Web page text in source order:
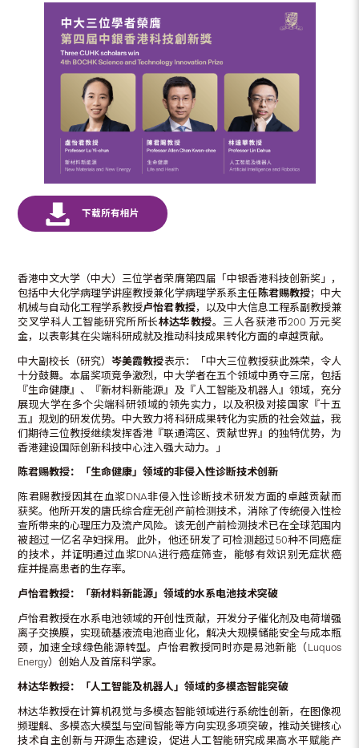
香港中文大学（中大）三位学者荣膺第四届「中银香港科技创新奖」，
包括中大化学病理学讲座教授兼化学病理学系系主任 陈君赐教授；中大
机械与自动化工程学系教授卢怡君教授，以及中大信息工程系副教授兼
交叉学科人工智能研究所所长林达华教授。三人各获港币200 万元奖
金，以表彰其在尖端科研成就及推动科技成果转化方面的卓越贡献。
中大副校长（研究）岑美霞教授表示：「中大三位教授获此殊荣，令人
十分鼓舞。本届奖项竞争激烈，中大学者在五个领域中勇夺三席，包括
『生命健康』、『新材料新能源』及『人工智能及机器人』领域，充分
展现大学在多个尖端科研领域的领先实力，以及积极对接国家『十五
五』规划的研发优势。中大致力将科研成果转化为实质的社会效益，我
们期待三位教授继续发挥香港『联通湾区、贡献世界』的独特优势，为
香港建设国际创新科技中心注入强大动力。」
陈君赐教授：「生命健康」领域的非侵入性诊断技术创新
陈君赐教授因其在血浆DNA非侵入性诊断技术研发方面的卓越贡献而
获奖。他所开发的唐氏综合症无创产前检测技术，消除了传统侵入性检
查所带来的心理压力及流产风险。该无创产前检测技术已在全球范围内
被超过一亿名孕妇採用。此外，他还研发了可检测超过50种不同癌症
的技术，并证明通过血浆DNA进行癌症筛查，能够有效识别无症状癌
症并提高患者的生存率。
卢怡君教授：「新材料新能源」领域的水系电池技术突破
卢怡君教授在水系电池领域的开创性贡献，开发分子催化剂及电荷增强
离子交换膜，实现硫基液流电池商业化，解决大规模储能安全与成本瓶
颈，加速全球绿色能源转型。卢怡君教授同时亦是易池新能（Luquos
Energy）创始人及首席科学家。
林达华教授：「人工智能及机器人」领域的多模态智能突破
林达华教授在计算机视觉与多模态智能领域进行系统性创新，在图像视
频理解、多模态大模型与空间智能等方向实现多项突破，推动关键核心
技术自主创新与开源生态建设，促进人工智能研究成果高水平赋能产